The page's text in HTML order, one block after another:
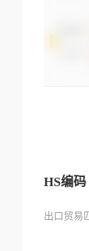
HS编码
出口贸易